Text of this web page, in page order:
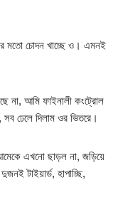
মতো চোদন খাচ্ছে ও। এমনই
না, আমি ফাইনালী কংট্রোল
ঢেলে দিলাম ওর ভিতরে।
এখনো ছাড়ল না, জড়িয়ে
টাইয়ার্ড, হাপাচ্ছি,